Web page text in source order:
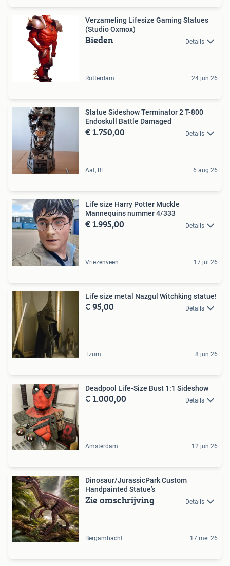
Verzameling Lifesize Gaming Statues
(Studio Oxmox)
Bieden Details
Rotterdam 24 jun 26
Statue Sideshow Terminator 2 T-800
Endoskull Battle Damaged
€ 1.750,00 Details
Aat, BE 6 aug 26
Life size Harry Potter Muckle
Mannequins nummer 4/333
€ 1.995,00 Details
Vriezenveen 17 jul 26
Life size metal Nazgul Witchking statue!
€ 95,00 Details
Tzum 8 jun 26
Deadpool Life-Size Bust 1:1 Sideshow
€ 1.000,00 Details
Amsterdam 12 jun 26
Dinosaur/JurassicPark Custom
Handpainted Statue’s
Zie omschrijving Details
Bergambacht 17 mei 26